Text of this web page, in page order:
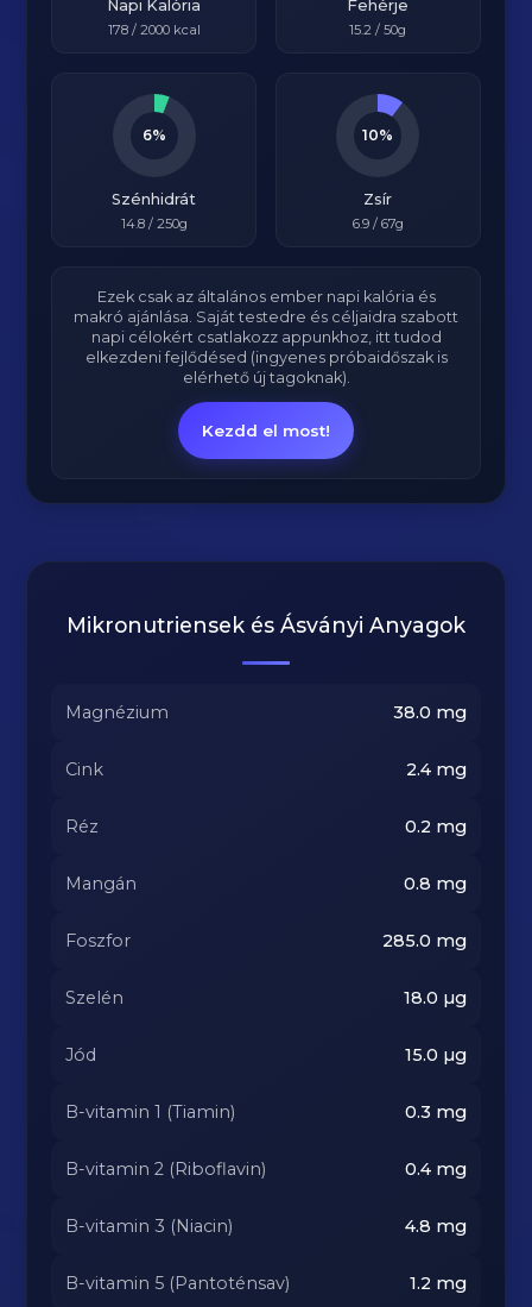
Napi Kalória
178/ 2000kcal
Fehérje
15.2 / 50g
6%
Szénhidrát
14.8/ 250g
10%
Zsír
6.9/ 67g
Ezek csak az általános ember napi kalória és
makró ajánlása. Saját testedre és céljaidra szabott
napi célokért csatlakozz appunkhoz, itt tudod
elkezdeni fejlődésed (ingyenes próbaidőszak is
elérhető új tagoknak).
Kezdd el most!
Mikronutriensek és Ásványi Anyagok
Magnézium 38.0 mg
Cink 2.4mg
Réz 0.2 mg
Mangán 0.8 mg
Foszfor 285.0 mg
Szelén 18.0 µg
Jód 15.0 µg
B-vitamin 1 (Tiamin) 0.3 mg
B-vitamin 2 (Riboflavin) 0.4mg
B-vitamin 3 (Niacin) 4.8 mg
B-vitamin 5 (Pantoténsav) 1.2 mg